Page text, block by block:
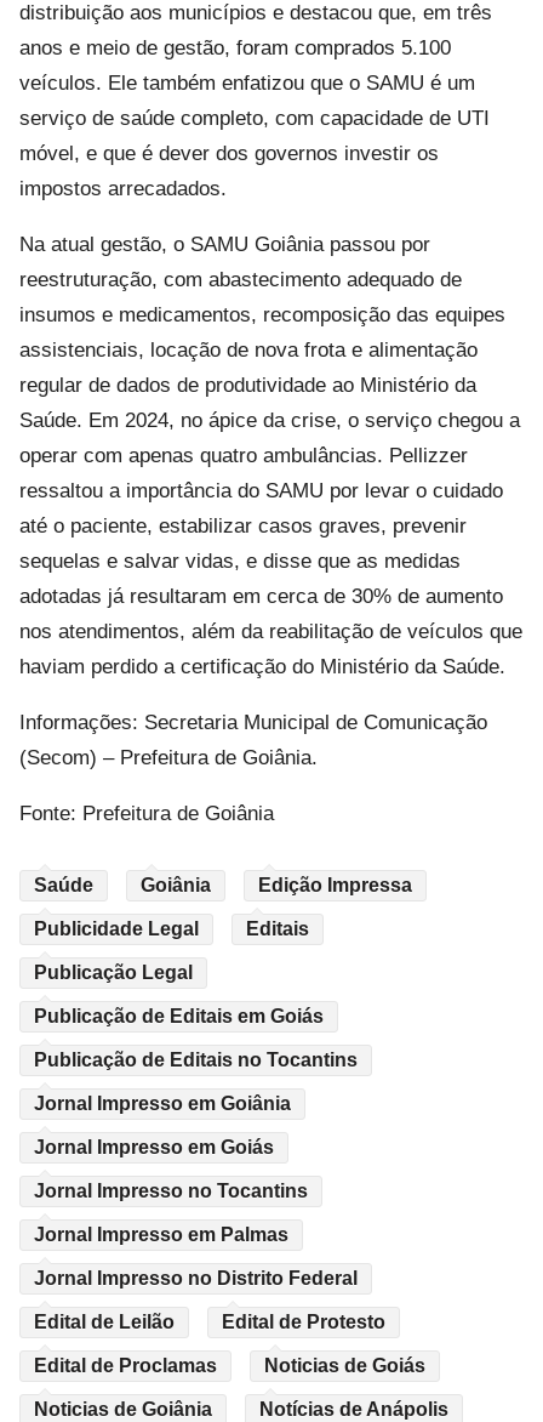
distribuição aos municípios e destacou que, em três
anos e meio de gestão, foram comprados 5.100
veículos. Ele também enfatizou que o SAMU é um
serviço de saúde completo, com capacidade de UTI
móvel, e que é dever dos governos investir os
impostos arrecadados.
Na atual gestão, o SAMU Goiânia passou por
reestruturação, com abastecimento adequado de
insumos e medicamentos, recomposição das equipes
assistenciais, locação de nova frota e alimentação
regular de dados de produtividade ao Ministério da
Saúde. Em 2024, no ápice da crise, o serviço chegou a
operar com apenas quatro ambulâncias. Pellizzer
ressaltou a importância do SAMU por levar o cuidado
até o paciente, estabilizar casos graves, prevenir
sequelas e salvar vidas, e disse que as medidas
adotadas já resultaram em cerca de 30% de aumento
nos atendimentos, além da reabilitação de veículos que
haviam perdido a certificação do Ministério da Saúde.
Informações: Secretaria Municipal de Comunicação
(Secom) – Prefeitura de Goiânia.
Fonte: Prefeitura de Goiânia
Saúde Goiânia Edição Impressa
Publicidade Legal Editais
Publicação Legal
Publicação de Editais em Goiás
Publicação de Editais no Tocantins
Jornal Impresso em Goiânia
Jornal Impresso em Goiás
Jornal Impresso no Tocantins
Jornal Impresso em Palmas
Jornal Impresso no Distrito Federal
Edital de Leilão Edital de Protesto
Edital de Proclamas Noticias de Goiás
Noticias de Goiânia Notícias de Anápolis